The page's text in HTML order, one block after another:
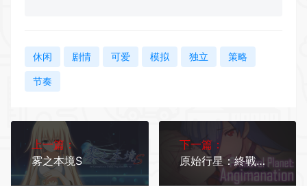
休闲 剧情 可爱 模拟 独立 策略
节奏
上一篇：
雾之本境S
下一篇：
原始行星：終戰天使（豪华版V1.30-黑暗瑪娜計畫）